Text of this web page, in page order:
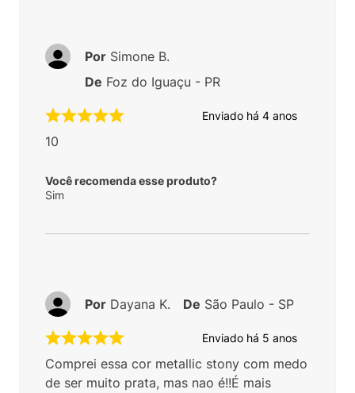
Enviado há 4 anos
10
Você recomenda esse produto?
Sim
Por Simone B.
De Foz do Iguaçu - PR
Enviado há 5 anos
Comprei essa cor metallic stony com medo
de ser muito prata, mas nao é!!É mais
Por Dayana K. De São Paulo - SP